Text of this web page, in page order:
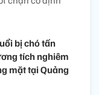
bị chó tấn
tích nghiêm
mặt tại Quảng